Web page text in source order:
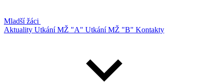
Mladší žáci
Aktuality Utkání MŽ "A" Utkání MŽ "B" Kontakty